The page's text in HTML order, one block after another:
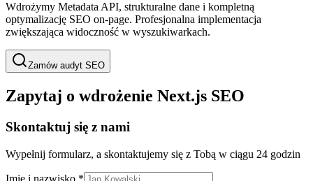
Wdrożymy Metadata API, strukturalne dane i kompletną
optymalizację SEO on-page. Profesjonalna implementacja
zwiększająca widoczność w wyszukiwarkach.
Zamów audyt SEO
Zapytaj o wdrożenie Next.js SEO
Skontaktuj się z nami
Wypełnij formularz, a skontaktujemy się z Tobą w ciągu 24 godzin
Imię i nazwisko *